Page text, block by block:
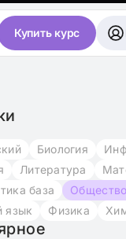
Купить курс
Биология
Литература
база
язык
Физика